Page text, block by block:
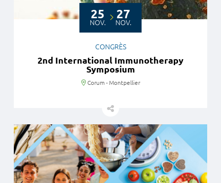
25
NOV.
27
NOV.
CONGRÈS
2nd International Immunotherapy
Symposium
Lieu
Corum - Montpellier